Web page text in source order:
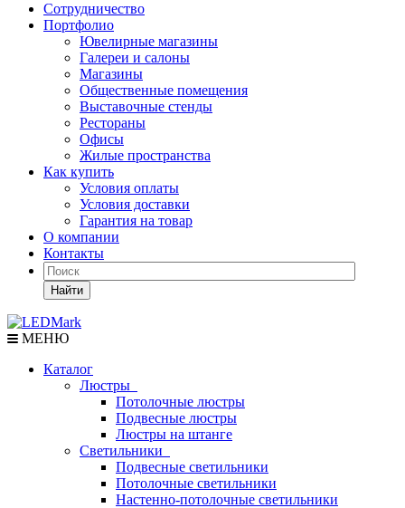
Сотрудничество
Портфолио
Ювелирные магазины
Галереи и салоны
Магазины
Общественные помещения
Выставочные стенды
Рестораны
Офисы
Жилые пространства
Как купить
Условия оплаты
Условия доставки
Гарантия на товар
О компании
Контакты
Найти
МЕНЮ
Каталог
Люстры
Потолочные люстры
Подвесные люстры
Люстры на штанге
Светильники
Подвесные светильники
Потолочные светильники
Настенно-потолочные светильники